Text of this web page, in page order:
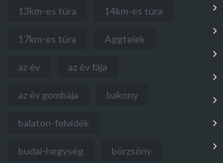
13km-es túra 14km-es túra
17km-es túra Aggtelek
az év az év fája
az év gombája bakony
balaton-felvidék
budai-hegység börzsöny